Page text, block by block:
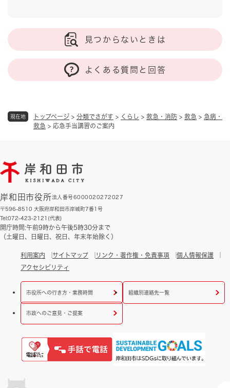
現在地 トップページ > 分類でさがす > くらし > 救急・消防 > 救急 > 急病・
救急 > 応急手当講習のご案内
見つからないときは
よくある質問と回答
岸和田市役所法人番号6000020272027
〒596-8510 大阪府岸和田市岸城町7番1号
Tel:072-423-2121(代表)
開庁時間:午前9時から午後5時30分まで
（土曜日、日曜日、祝日、年末年始除く）
利用案内 サイトマップ リンク・著作権・免責事項
個人情報保護
アクセシビリティ
市役所への行き方・業務時間 組織別連絡先一覧
市政へのご意見・ご提案